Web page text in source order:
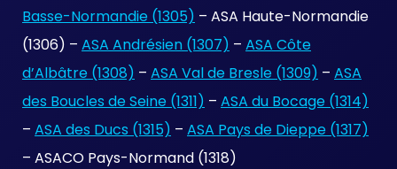
Basse-Normandie (1305) – ASA Haute-Normandie
(1306) – ASA Andrésien (1307) – ASA Côte
d’Albâtre (1308) – ASA Val de Bresle (1309) – ASA
des Boucles de Seine (1311) – ASA du Bocage (1314)
– ASA des Ducs (1315) – ASA Pays de Dieppe (1317)
– ASACO Pays-Normand (1318)